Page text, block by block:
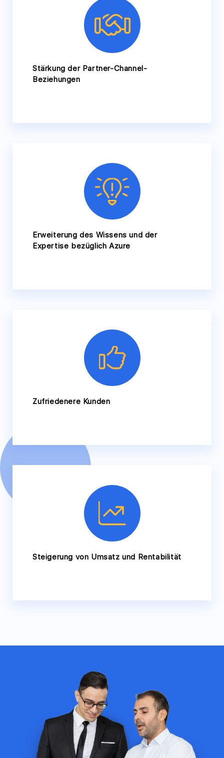
Stärkung der Partner-Channel-
Beziehungen
Erweiterung des Wissens und der
Expertise bezüglich Azure
Zufriedenere Kunden
Steigerung von Umsatz und Rentabilität